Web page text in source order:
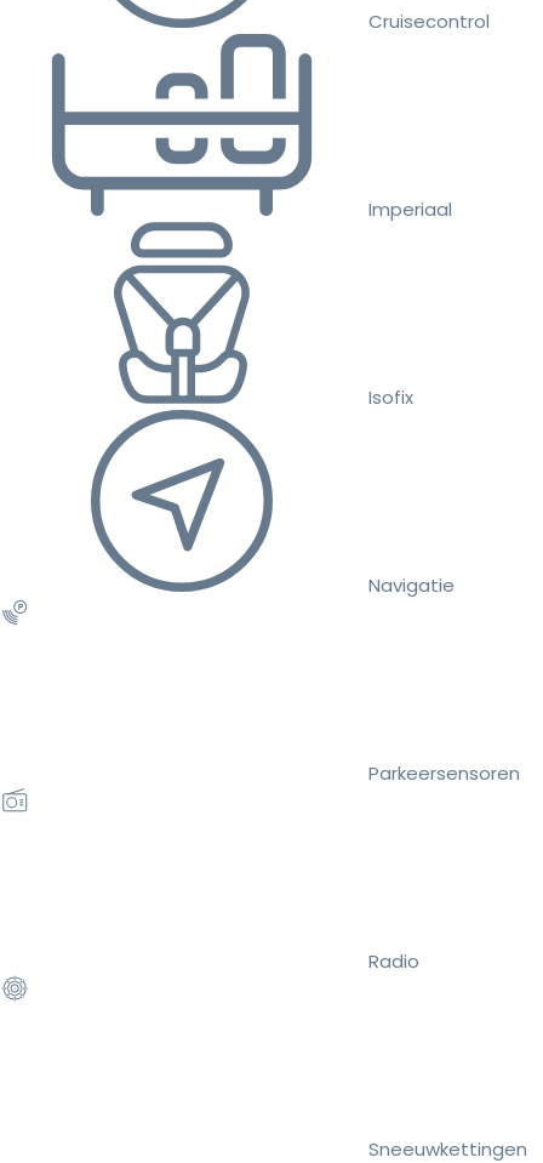
Cruisecontrol
Imperiaal
Isofix
Navigatie
Parkeersensoren
Radio
Sneeuwkettingen